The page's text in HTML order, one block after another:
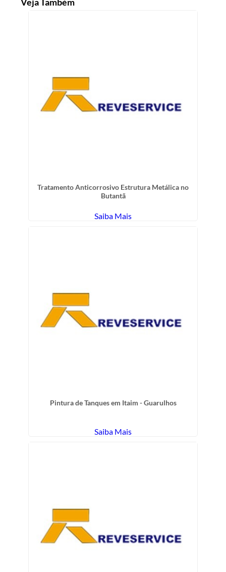
Tratamento Anticorrosivo Estrutura Metálica no
Butantã
Saiba Mais
Pintura de Tanques em Itaim - Guarulhos
Saiba Mais